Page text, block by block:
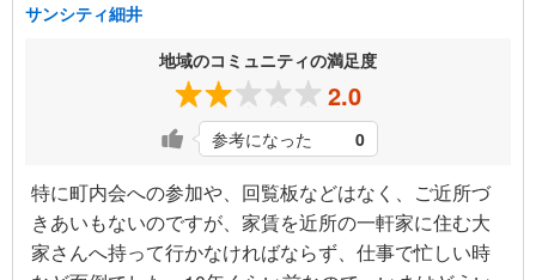
サンシティ細井
地域のコミュニティの満足度
2.0
参考になった 0
特に町内会への参加や、回覧板などはなく、ご近所づ
きあいもないのですが、家賃を近所の一軒家に住む大
家さんへ持って行かなければならず、仕事で忙しい時